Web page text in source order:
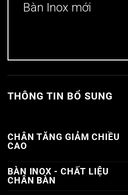
Bàn Inox mới
THÔNG TIN BỔ SUNG
CHÂN TĂNG GIẢM CHIỀU
CAO
BÀN INOX - CHẤT LIỆU
CHÂN BÀN